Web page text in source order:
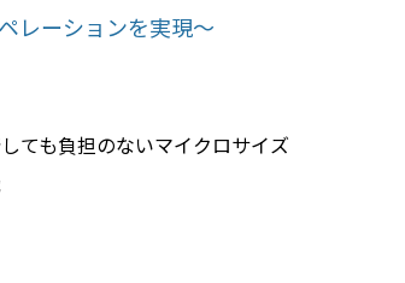
レーションを実現～
も負担のないマイクロサイズ